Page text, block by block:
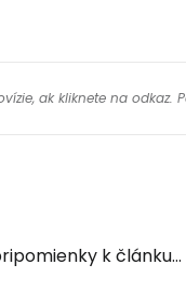
ak kliknete na odkaz.
k článku...